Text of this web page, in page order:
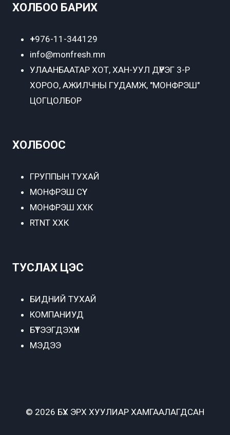
ХОЛБОО БАРИХ
+976-11-344129
info@monfresh.mn
УЛААНБААТАР ХОТ, ХАН-УУЛ ДҮҮРЭГ 3-Р
ХОРОО, АЖИЛЧНЫ ГУДАМЖ, "МОНФРЭШ"
ЦОГЦОЛБОР
ХОЛБООС
ГРУППЫН ТУХАЙ
МОНФРЭШ СҮҮ
МОНФРЭШ ХХК
RTNT ХХК
ТУСЛАХ ЦЭС
БИДНИЙ ТУХАЙ
КОМПАНИУД
БҮТЭЭГДЭХҮҮН
МЭДЭЭ
© 2026 БҮХ ЭРХ ХУУЛИАР ХАМГААЛАГДСАН